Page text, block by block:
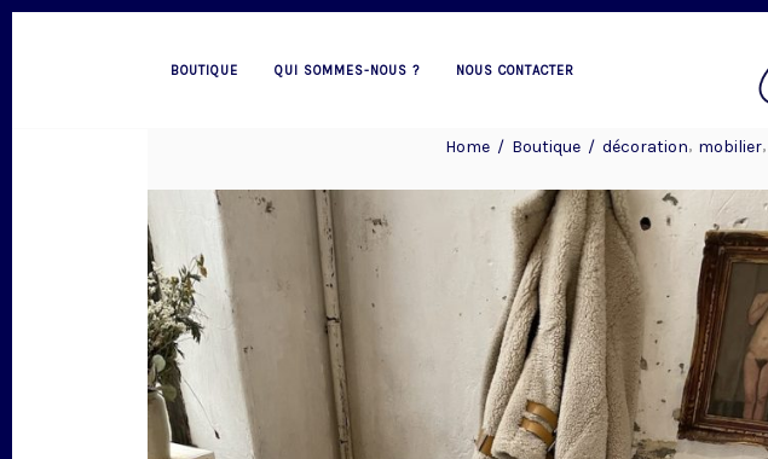
BOUTIQUE QUI SOMMES-NOUS ? NOUS CONTACTER
Home / Boutique / décoration, mobilier,